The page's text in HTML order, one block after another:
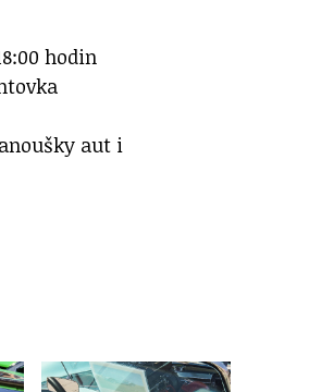
hodin
aut i